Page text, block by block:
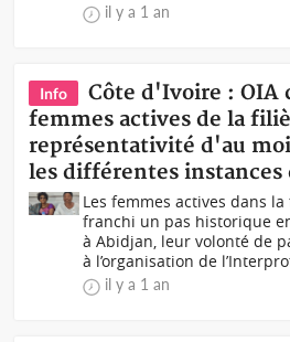
il y a 1 an
Info
Côte d'Ivoire : OIA
femmes actives de la
représentativité d'au
les différentes instances
Les femmes actives dans
franchi un pas historique
à Abidjan, leur volonté de
à l’organisation de
il y a 1 an